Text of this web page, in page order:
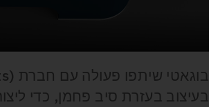
בעיצוב בעזרת סיב פחמן, כדי